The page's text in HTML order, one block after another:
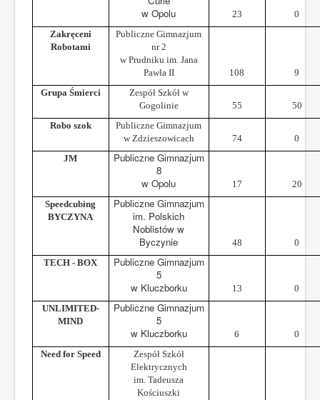
w Opolu
23
0
Zakręceni
Robotami
Publiczne Gimnazjum
nr 2
w Prudniku im. Jana
Pawła II
108
9
Grupa Śmierci
Zespół Szkół w
Gogolinie
55
50
Robo szok
Publiczne Gimnazjum
w Zdzieszowicach
74
0
JM
Publiczne Gimnazjum
8
w Opolu
17
20
Speedcubing
BYCZYNA
Publiczne Gimnazjum
im. Polskich
Noblistów w
Byczynie
48
0
TECH - BOX
Publiczne Gimnazjum
5
w Kluczborku
13
0
UNLIMITED-
MIND
Publiczne Gimnazjum
5
w Kluczborku
6
0
Need for Speed
Zespół Szkół
Elektrycznych
im. Tadeusza
Kościuszki